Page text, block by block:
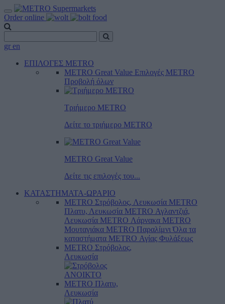
Order online
gr en
ΕΠΙΛΟΓΕΣ METRO
METRO Great Value Επιλογές METRO
Προβολή όλων
Τριήμερο METRO
Δείτε το τριήμερο ΜΕTRO
METRO Great Value
Δείτε τις επιλογές του...
ΚΑΤΑΣΤΗΜΑΤΑ-ΩΡΑΡΙΟ
METRO Στρόβολος, Λευκωσία METRO
Πλατυ, Λευκωσία METRO Αγλαντζιά,
Λευκωσία METRO Λάρνακα METRO
Μουταγιάκα METRO Παραλίμνι Όλα τα
καταστήματα METRO Αγίας Φυλάξεως
METRO Στρόβολος,
Λευκωσία
ΑΝΟΙΚΤΟ
METRO Πλατυ,
Λευκωσία